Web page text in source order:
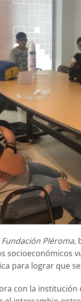
Fundación Pléroma,
socioeconómicos
para lograr que
con la